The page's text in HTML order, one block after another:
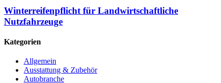
Winterreifenpflicht für Landwirtschaftliche
Nutzfahrzeuge
Kategorien
Allgemein
Ausstattung & Zubehör
Autobranche